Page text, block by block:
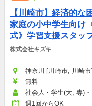
【川崎市】経済的な
家庭の小中学生向け
式》学習支援スタッ
株式会社キズキ
神奈川 [川崎市, 川崎市]
無料
社会人・学生(大, 専)
週1回からOK